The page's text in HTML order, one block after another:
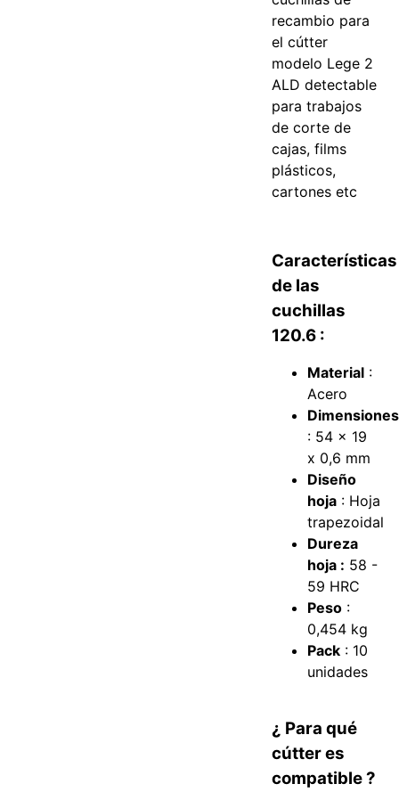
recambio para
el cútter
modelo Lege 2
ALD detectable
para trabajos
de corte de
cajas, films
plásticos,
cartones etc
Características
de las
cuchillas
120.6 :
Material :
Acero
Dimensiones
: 54 x 19
x 0,6 mm
Diseño
hoja : Hoja
trapezoidal
Dureza
hoja : 58 -
59 HRC
Peso :
0,454 kg
Pack : 10
unidades
¿ Para qué
cútter es
compatible ?